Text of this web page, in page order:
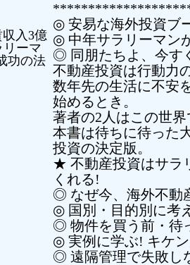
◎ 安易な海外投資ブ
◎ 中年サラリーマン
◎ 同朋たちよ、今す
不動産投資は行動力
数年先の生活に不安
始めるとき。
著者の2人はこの世
本書は待ちに待った
投資の決定版。
★ 不動産投資はサラ
くれる!
◎ なぜ今、海外不動
◎ 国別・目的別に考
◎ 物件を買う前・待
◎ 実例に学ぶ! キケ
◎ 遠隔管理で失敗し